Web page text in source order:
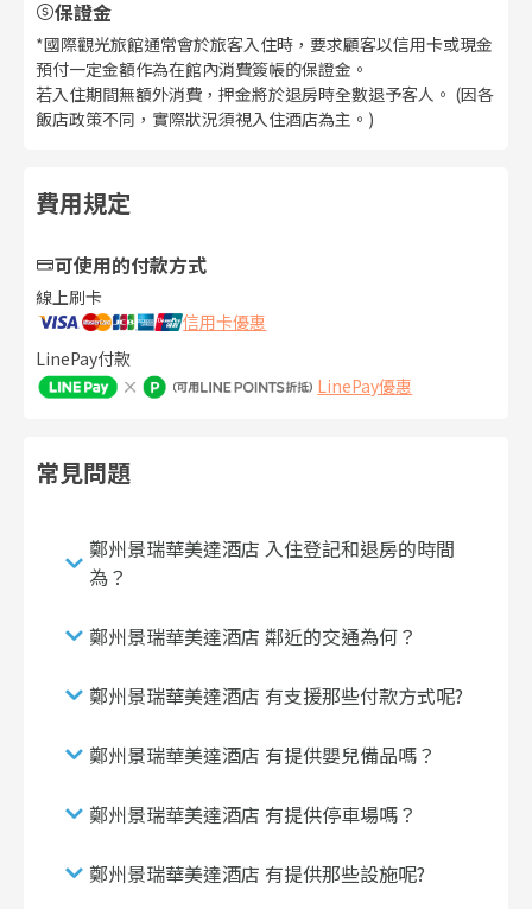
保證金
*國際觀光旅館通常會於旅客入住時，要求顧客以信用卡或現金
預付一定金額作為在館內消費簽帳的保證金。
若入住期間無額外消費，押金將於退房時全數退予客人。 (因各
飯店政策不同，實際狀況須視入住酒店為主。)
費用規定
可使用的付款方式
線上刷卡
信用卡優惠
LinePay付款
LinePay優惠
常見問題
鄭州景瑞華美達酒店 入住登記和退房的時間
為？
鄭州景瑞華美達酒店 鄰近的交通為何？
鄭州景瑞華美達酒店 有支援那些付款方式呢?
鄭州景瑞華美達酒店 有提供嬰兒備品嗎？
鄭州景瑞華美達酒店 有提供停車場嗎？
鄭州景瑞華美達酒店 有提供那些設施呢?